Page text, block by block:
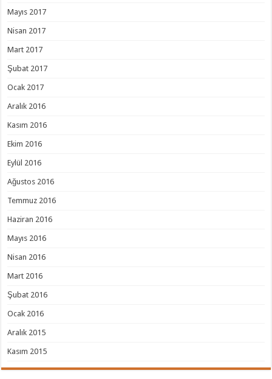
Mayıs 2017
Nisan 2017
Mart 2017
Şubat 2017
Ocak 2017
Aralık 2016
Kasım 2016
Ekim 2016
Eylül 2016
Ağustos 2016
Temmuz 2016
Haziran 2016
Mayıs 2016
Nisan 2016
Mart 2016
Şubat 2016
Ocak 2016
Aralık 2015
Kasım 2015